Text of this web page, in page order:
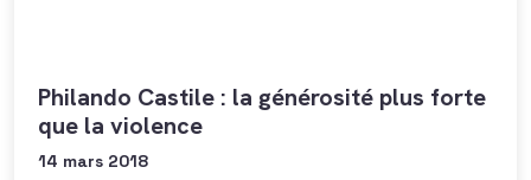
Philando Castile : la générosité plus forte
que la violence
14 mars 2018